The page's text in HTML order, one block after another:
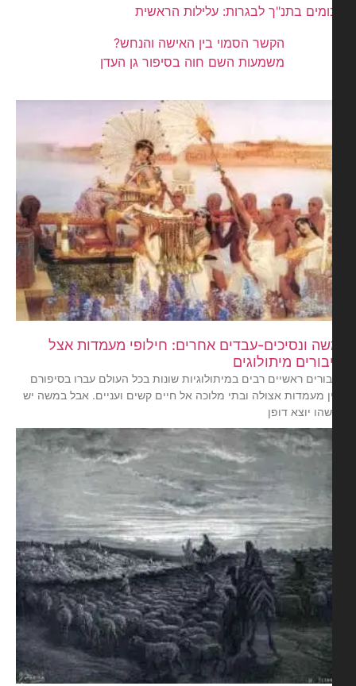
בתנ"ך לבגרות: עלילות הראשית
הקשר הסמוי בין האישה והנחש?
משמעות השם חוה בסיפור גן העדן
ונסיכים-עבדים אחרים: חילופי מעמדות אצל
מיתולוגים
ראשיים רבים במיתולוגיות שונות בכל העולם עברו בסיפורם
מעמדות אצולה ובתי מלוכה אל חיים קשים ועניים. אבל במשה יש
יוצא דופן